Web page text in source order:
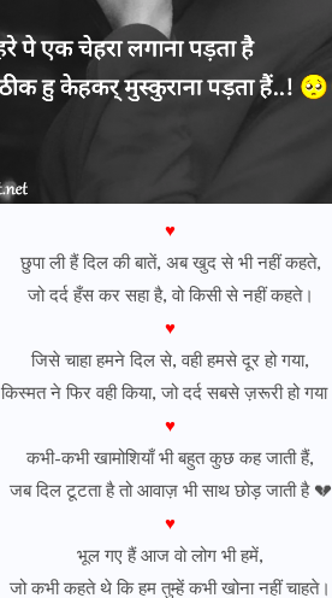
♥
छुपा ली हैं दिल की बातें, अब खुद से भी नहीं कहते,
जो दर्द हँस कर सहा है, वो किसी से नहीं कहते।
♥
जिसे चाहा हमने दिल से, वही हमसे दूर हो गया,
किस्मत ने फिर वही किया, जो दर्द सबसे ज़रूरी हो गया।
♥
कभी-कभी खामोशियाँ भी बहुत कुछ कह जाती हैं,
जब दिल टूटता है तो आवाज़ भी साथ छोड़ जाती है 💔
♥
भूल गए हैं आज वो लोग भी हमें,
जो कभी कहते थे कि हम तुम्हें कभी खोना नहीं चाहते।